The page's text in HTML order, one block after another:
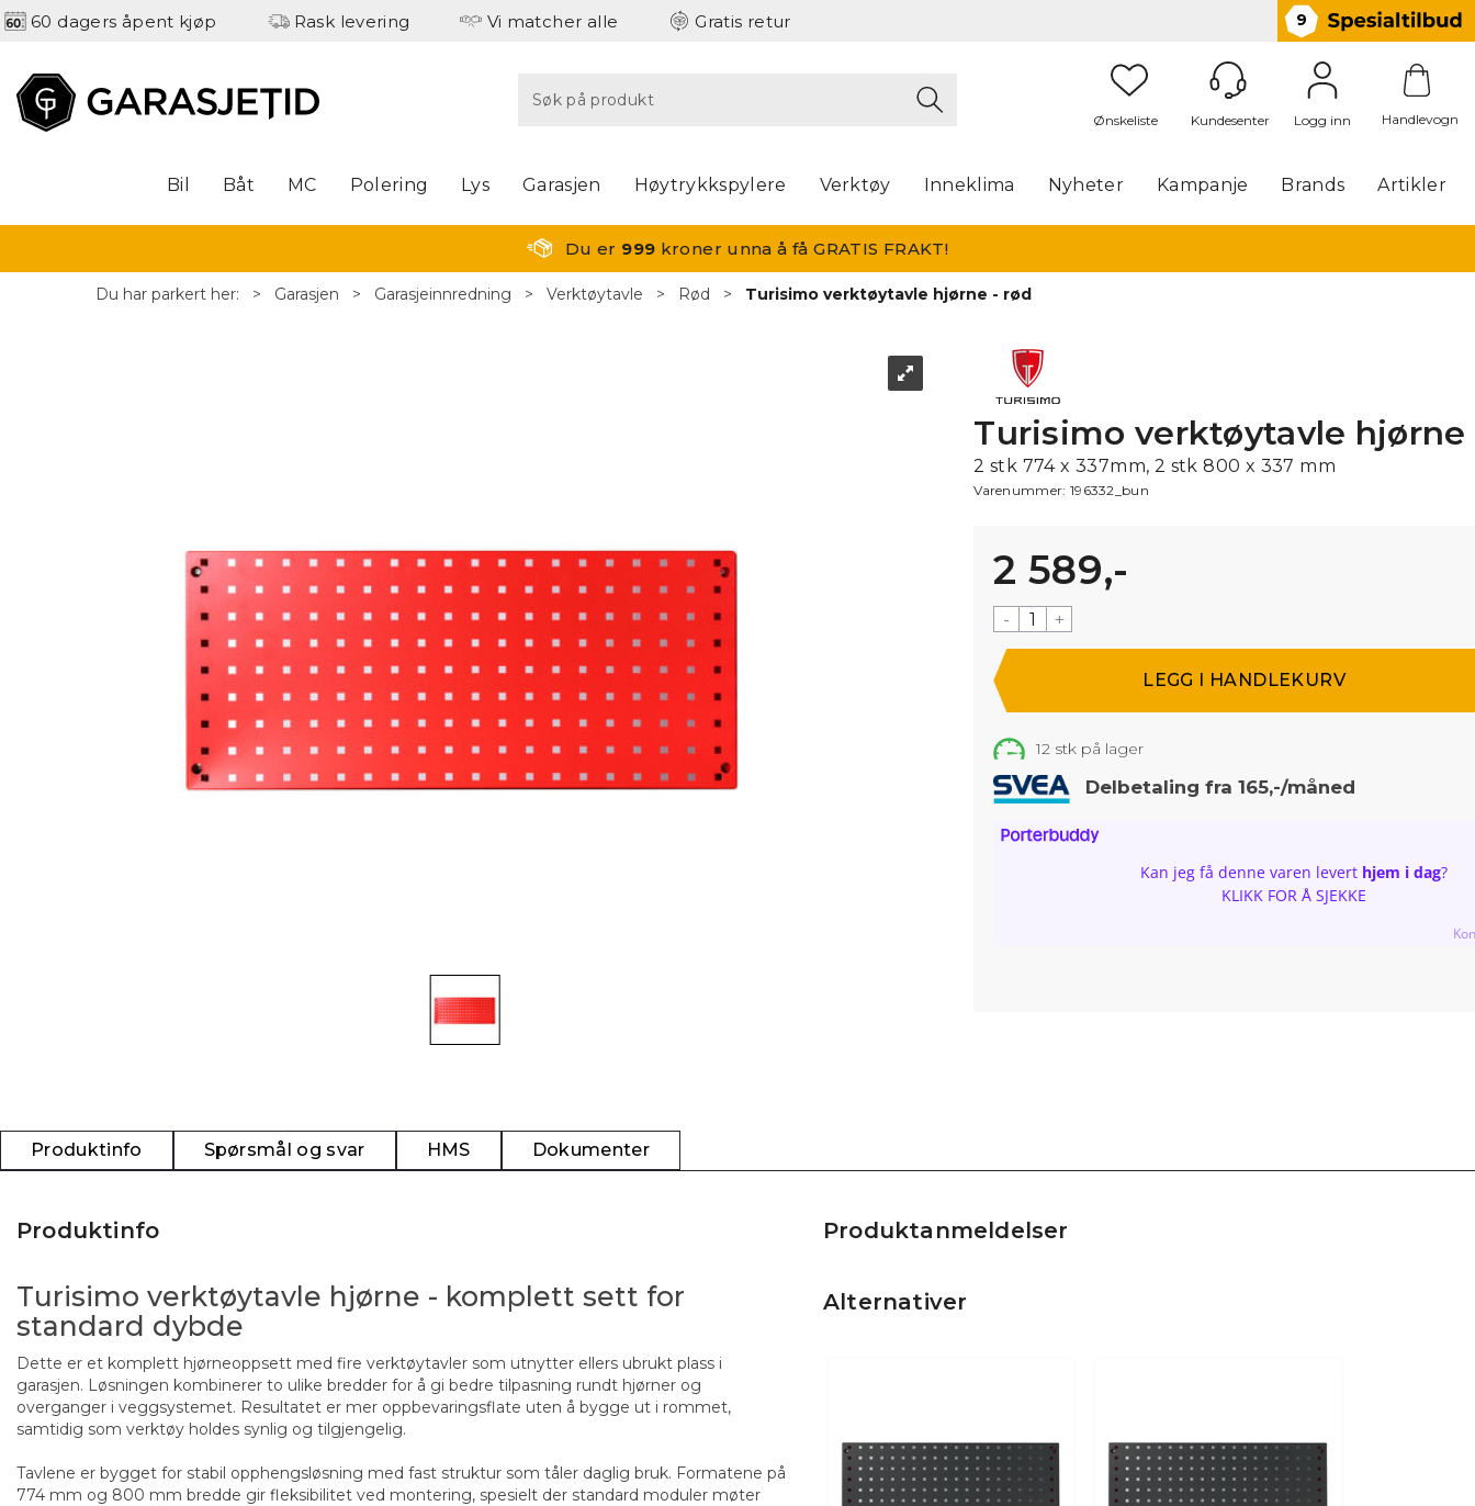
9
60 dagers åpent kjøp Rask levering Vi matcher alle Gratis retur
Logg inn Handlevogn
Bil Båt MC Polering Lys Garasjen Høytrykkspylere Verktøy Inneklima Nyheter Kampanje Brands Artikler
Du er 999 kroner unna å få GRATIS FRAKT!
Du har parkert her: > Garasjen > Garasjeinnredning > Verktøytavle > Rød > Turisimo verktøytavle hjørne - rød
Turisimo verktøytavle hjørne
2 stk 774 x 337mm, 2 stk 800 x 337 mm
Varenummer: 196332_bun
2 589,-
- +
12stk på lager
Delbetaling fra 165,-/måned
Kan jeg få denne varen levert hjem i dag?
KLIKK FOR Å SJEKKE
Produktinfo Spørsmål og svar HMS Dokumenter
Produktanmeldelser
Alternativer
Produktinfo
Turisimo verktøytavle hjørne - komplett sett for
standard dybde
Dette er et komplett hjørneoppsett med fire verktøytavler som utnytter ellers ubrukt plass i
garasjen. Løsningen kombinerer to ulike bredder for å gi bedre tilpasning rundt hjørner og
overganger i veggsystemet. Resultatet er mer oppbevaringsflate uten å bygge ut i rommet,
samtidig som verktøy holdes synlig og tilgjengelig.
Tavlene er bygget for stabil opphengsløsning med fast struktur som tåler daglig bruk. Formatene på
774 mm og 800 mm bredde gir fleksibilitet ved montering, spesielt der standard moduler møter